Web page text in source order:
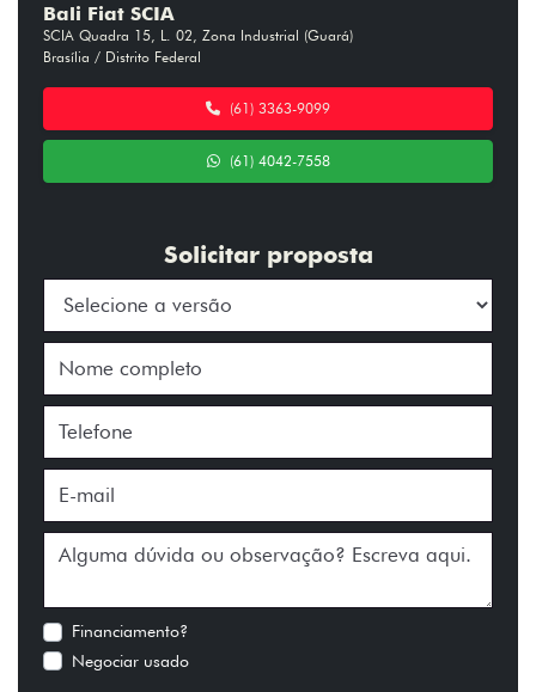
Bali Fiat SCIA
SCIA Quadra 15, L. 02, Zona Industrial (Guará)
Brasília / Distrito Federal
(61) 3363-9099
(61) 4042-7558
Solicitar proposta
Financiamento?
Negociar usado